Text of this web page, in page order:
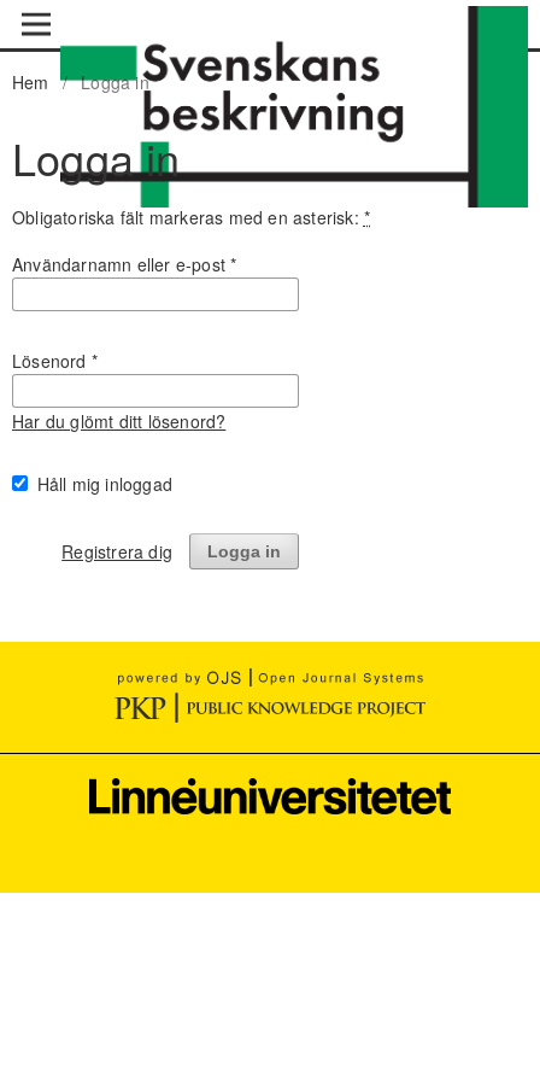
Hem / Logga in
Logga in
Obligatoriska fält markeras med en asterisk: *
Användarnamn eller e-post*
Lösenord *
Har du glömt ditt lösenord?
Håll mig inloggad
Logga in
Registrera dig